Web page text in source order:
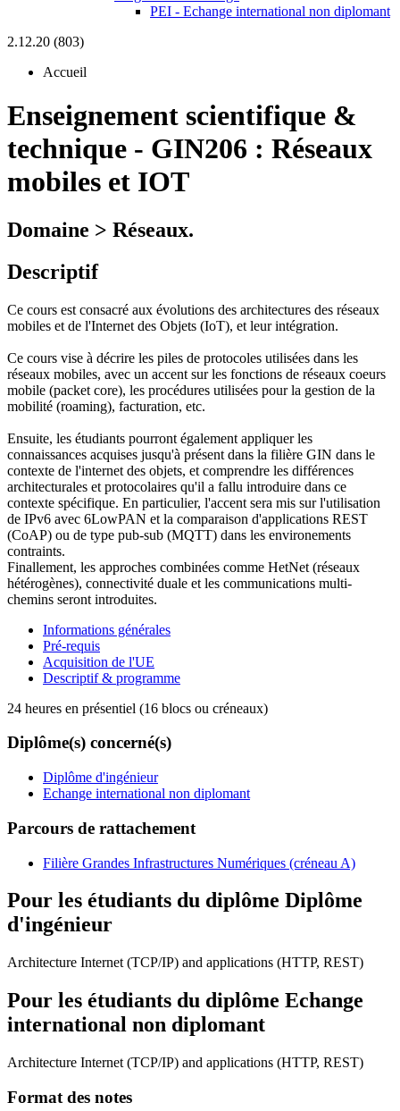
PEI - Echange international non diplomant
2.12.20 (803)
Accueil
Enseignement scientifique &
technique - GIN206 : Réseaux
mobiles et IOT
Domaine > Réseaux.
Descriptif
Ce cours est consacré aux évolutions des architectures des réseaux
mobiles et de l'Internet des Objets (IoT), et leur intégration.
Ce cours vise à décrire les piles de protocoles utilisées dans les
réseaux mobiles, avec un accent sur les fonctions de réseaux coeurs
mobile (packet core), les procédures utilisées pour la gestion de la
mobilité (roaming), facturation, etc.
Ensuite, les étudiants pourront également appliquer les
connaissances acquises jusqu'à présent dans la filière GIN dans le
contexte de l'internet des objets, et comprendre les différences
architecturales et protocolaires qu'il a fallu introduire dans ce
contexte spécifique. En particulier, l'accent sera mis sur l'utilisation
de IPv6 avec 6LowPAN et la comparaison d'applications REST
(CoAP) ou de type pub-sub (MQTT) dans les environements
contraints.
Finallement, les approches combinées comme HetNet (réseaux
hétérogènes), connectivité duale et les communications multi-
chemins seront introduites.
Informations générales
Pré-requis
Acquisition de l'UE
Descriptif & programme
24 heures en présentiel (16 blocs ou créneaux)
Diplôme(s) concerné(s)
Diplôme d'ingénieur
Echange international non diplomant
Parcours de rattachement
Filière Grandes Infrastructures Numériques (créneau A)
Pour les étudiants du diplôme Diplôme
d'ingénieur
Architecture Internet (TCP/IP) and applications (HTTP, REST)
Pour les étudiants du diplôme Echange
international non diplomant
Architecture Internet (TCP/IP) and applications (HTTP, REST)
Format des notes